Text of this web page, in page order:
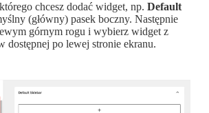
chcesz dodać widget, np. Default
(główny) pasek boczny. Następnie
górnym rogu i wybierz widget z
dostępnej po lewej stronie ekranu.